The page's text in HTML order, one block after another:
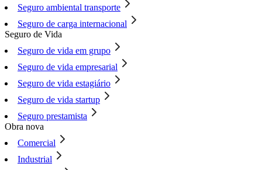
Seguro ambiental transporte
Seguro de carga internacional
Seguro de Vida
Seguro de vida em grupo
Seguro de vida empresarial
Seguro de vida estagiário
Seguro de vida startup
Seguro prestamista
Obra nova
Comercial
Industrial